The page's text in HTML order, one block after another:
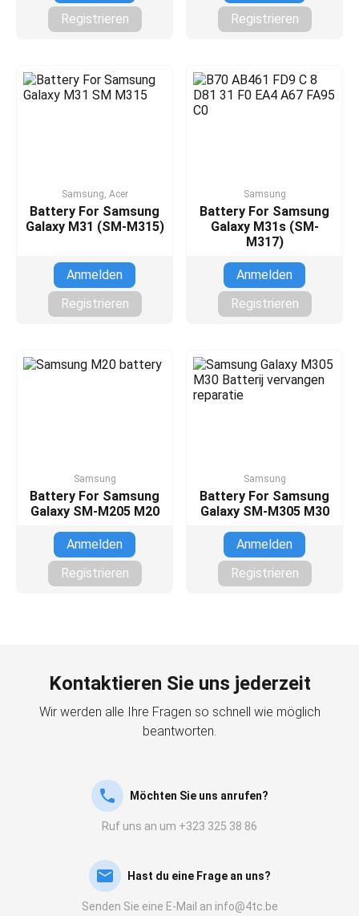
Registrieren
Registrieren
Samsung, Acer
Battery For Samsung
Galaxy M31 (SM-M315)
Anmelden
Registrieren
Samsung
Battery For Samsung
Galaxy M31s (SM-
M317)
Anmelden
Registrieren
Samsung
Battery For Samsung
Galaxy SM-M205 M20
Anmelden
Registrieren
Samsung
Battery For Samsung
Galaxy SM-M305 M30
Anmelden
Registrieren
Kontaktieren Sie uns jederzeit
Wir werden alle Ihre Fragen so schnell wie möglich
beantworten.
Möchten Sie uns anrufen?
Ruf uns an um +323 325 38 86
Hast du eine Frage an uns?
Senden Sie eine E-Mail an info@4tc.be